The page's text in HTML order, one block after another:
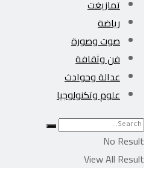
تمازيغت
رياضة
صوت وصورة
فن وثقافة
عدالة وحوادث
علوم وتكنولوجيا
No Result
View All Result